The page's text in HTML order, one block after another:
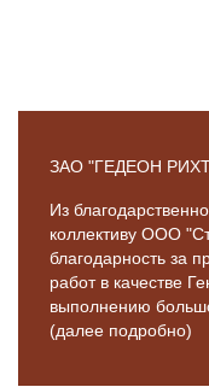
ЗАО "ГЕДЕОН
Из
коллективу ООО
благодарность за
работ в качестве
выполнению
(далее подробно)